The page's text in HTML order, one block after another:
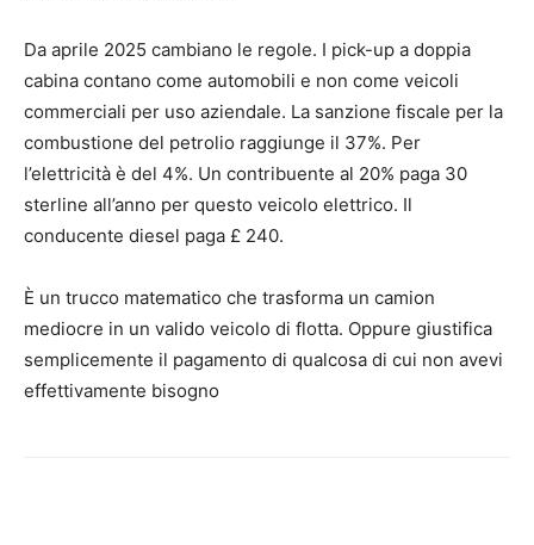
Da aprile 2025 cambiano le regole. I pick-up a doppia
cabina contano come automobili e non come veicoli
commerciali per uso aziendale. La sanzione fiscale per la
combustione del petrolio raggiunge il 37%. Per
l’elettricità è del 4%. Un contribuente al 20% paga 30
sterline all’anno per questo veicolo elettrico. Il
conducente diesel paga £ 240.
È un trucco matematico che trasforma un camion
mediocre in un valido veicolo di flotta. Oppure giustifica
semplicemente il pagamento di qualcosa di cui non avevi
effettivamente bisogno